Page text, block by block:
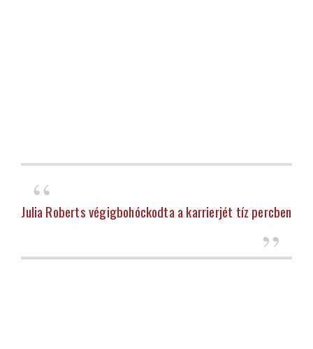
Julia Roberts végigbohóckodta a karrierjét tíz percben